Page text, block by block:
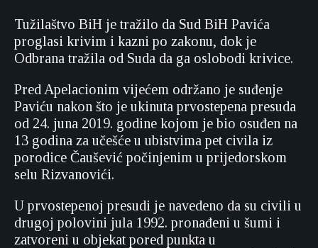
Tužilaštvo BiH je tražilo da Sud BiH Pavića
proglasi krivim i kazni po zakonu, dok je
Odbrana tražila od Suda da ga oslobodi krivice.
Pred Apelacionim vijećem održano je suđenje
Paviću nakon što je ukinuta prvostepena presuda
od 24. juna 2019. godine kojom je bio osuđen na
13 godina za učešće u ubistvima pet civila iz
porodice Čaušević počinjenim u prijedorskom
selu Rizvanovići.
U prvostepenoj presudi je navedeno da su civili u
drugoj polovini jula 1992. pronađeni u šumi i
zatvoreni u objekat pored punkta u